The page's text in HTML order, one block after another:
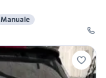
Manuale